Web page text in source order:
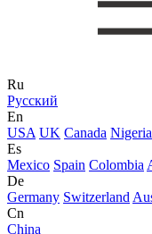
Ru
Русский
En
USA UK Canada Nigeria
Es
Mexico Spain Colombia
De
Germany Switzerland
Cn
China